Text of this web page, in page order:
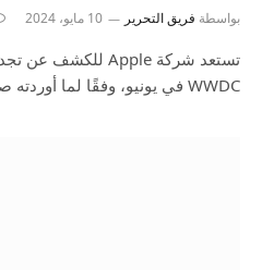
بواسطة فريق التحرير 10 مايو، 2024
WWDC في يونيو، وفقًا لما أوردته صحيفة نيويورك تايمز…